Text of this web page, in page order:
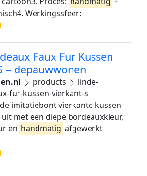
Werkingssfeer:
Faux Fur Kussen
– depauwwonen
products
linde-
fur-kussen-vierkant-s
imitatiebont vierkante kussen
met een diepe bordeauxkleur,
en handmatig afgewerkt